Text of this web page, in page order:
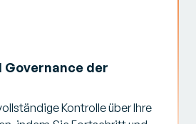
Governance der
Kontrolle über Ihre